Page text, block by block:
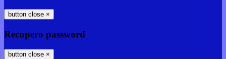
button close ×
Recupero password
button close ×